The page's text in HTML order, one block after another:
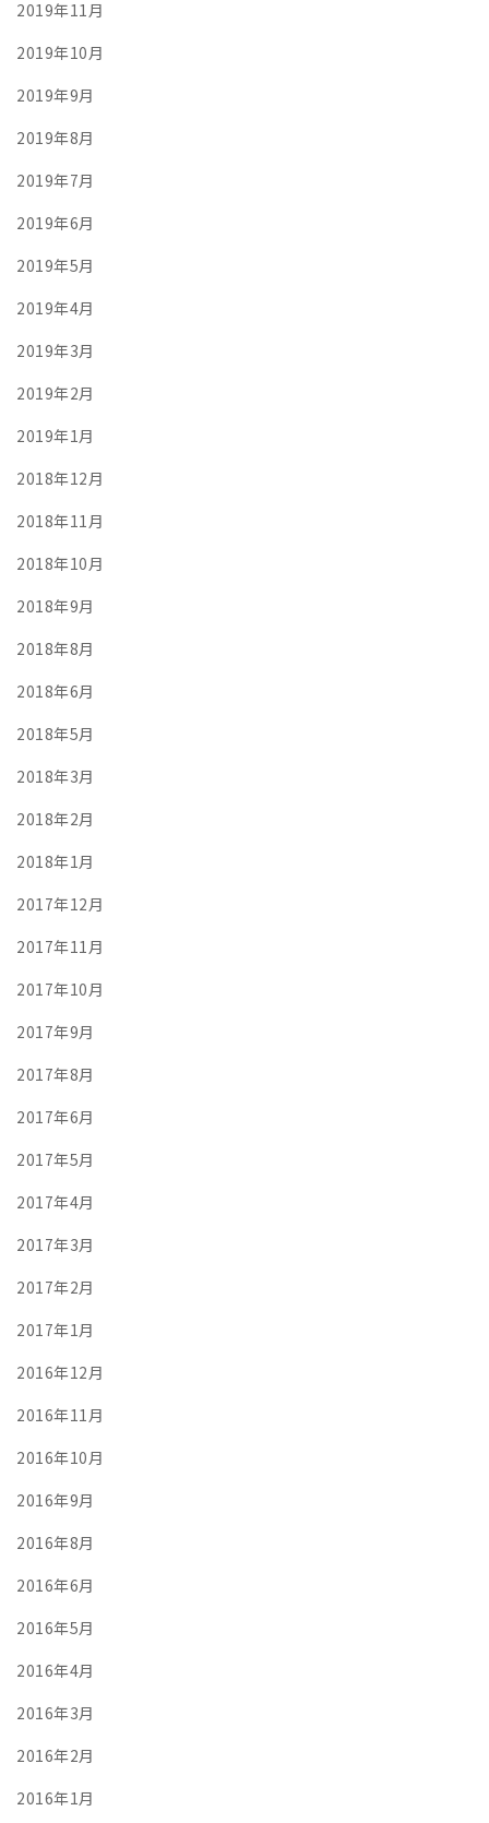
2019年11月
2019年10月
2019年9月
2019年8月
2019年7月
2019年6月
2019年5月
2019年4月
2019年3月
2019年2月
2019年1月
2018年12月
2018年11月
2018年10月
2018年9月
2018年8月
2018年6月
2018年5月
2018年3月
2018年2月
2018年1月
2017年12月
2017年11月
2017年10月
2017年9月
2017年8月
2017年6月
2017年5月
2017年4月
2017年3月
2017年2月
2017年1月
2016年12月
2016年11月
2016年10月
2016年9月
2016年8月
2016年6月
2016年5月
2016年4月
2016年3月
2016年2月
2016年1月